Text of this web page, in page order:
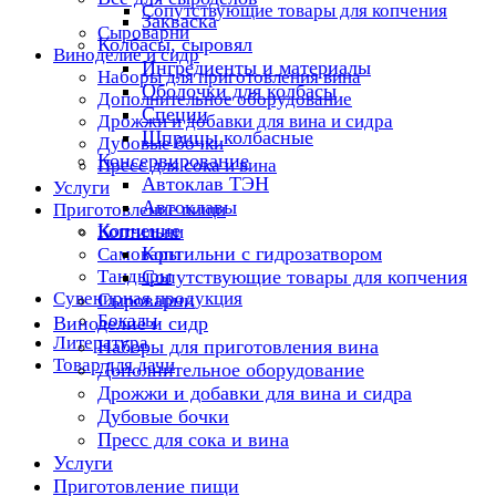
Сопутствующие товары для копчения
Сыроварни
Виноделие и сидр
Наборы для приготовления вина
Дополнительное оборудование
Дрожжи и добавки для вина и сидра
Дубовые бочки
Пресс для сока и вина
Услуги
Приготовление пищи
Коптильни
Самовары
Тандыры
Сувенирная продукция
Бокалы
Литература
Товар для дачи
Закваска
Колбасы, сыровял
Ингредиенты и материалы
Оболочки для колбасы
Специи
Шприцы колбасные
Консервирование
Автоклав ТЭН
Автоклавы
Копчение
Коптильни с гидрозатвором
Сопутствующие товары для копчения
Сыроварни
Виноделие и сидр
Наборы для приготовления вина
Дополнительное оборудование
Дрожжи и добавки для вина и сидра
Дубовые бочки
Пресс для сока и вина
Услуги
Приготовление пищи